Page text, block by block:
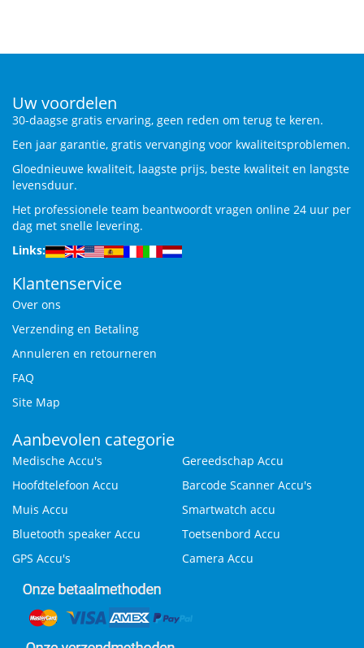
Uw voordelen
30-daagse gratis ervaring, geen reden om terug te keren.
Een jaar garantie, gratis vervanging voor kwaliteitsproblemen.
Gloednieuwe kwaliteit, laagste prijs, beste kwaliteit en langste
levensduur.
Het professionele team beantwoordt vragen online 24 uur per
dag met snelle levering.
Links:
Klantenservice
Over ons
Verzending en Betaling
Annuleren en retourneren
FAQ
Site Map
Aanbevolen categorie
Medische Accu's
Gereedschap Accu
Hoofdtelefoon Accu
Barcode Scanner Accu's
Muis Accu
Smartwatch accu
Bluetooth speaker Accu
Toetsenbord Accu
GPS Accu's
Camera Accu